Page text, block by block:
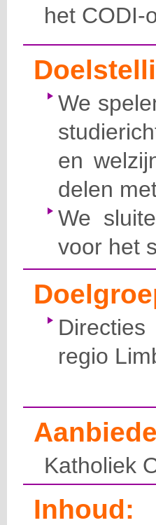
het CODI-
We
en
delen
We
voor het
regio
Katholiek
Inhoud: